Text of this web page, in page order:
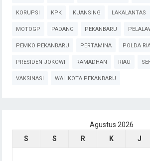
KORUPSI KPK KUANSING LAKALANTAS
MOTOGP PADANG PEKANBARU
PEMKO PEKANBARU PERTAMINA POLDA
PRESIDEN JOKOWI RAMADHAN RIAU
VAKSINASI WALIKOTA PEKANBARU
Agustus 2026
S
S R K J